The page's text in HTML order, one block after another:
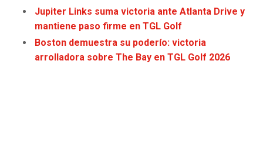
Jupiter Links suma victoria ante Atlanta Drive y
mantiene paso firme en TGL Golf
Boston demuestra su poderío: victoria
arrolladora sobre The Bay en TGL Golf 2026